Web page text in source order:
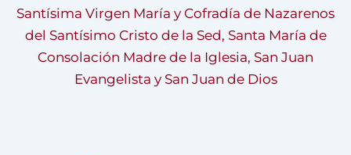
Santísima Virgen María y Cofradía de Nazarenos
del Santísimo Cristo de la Sed, Santa María de
Consolación Madre de la Iglesia, San Juan
Evangelista y San Juan de Dios